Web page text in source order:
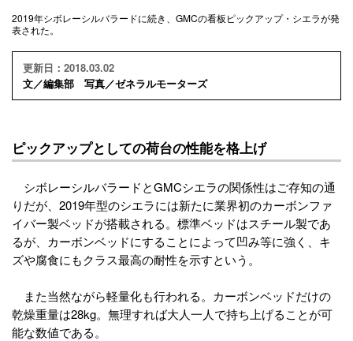
2019年シボレーシルバラードに続き、GMCの看板ピックアップ・シエラが発
表された。
更新日：2018.03.02
文／編集部 写真／ゼネラルモーターズ
ピックアップとしての荷台の性能を格上げ
シボレーシルバラードとGMCシエラの関係性はご存知の通
りだが、2019年型のシエラには新たに業界初のカーボンファ
イバー製ベッドが搭載される。標準ベッドはスチール製であ
るが、カーボンベッドにすることによって凹み等に強く、キ
ズや腐食にもクラス最高の耐性を示すという。
また当然ながら軽量化も行われる。カーボンベッドだけの
乾燥重量は28kg。無理すれば大人一人で持ち上げることが可
能な数値である。